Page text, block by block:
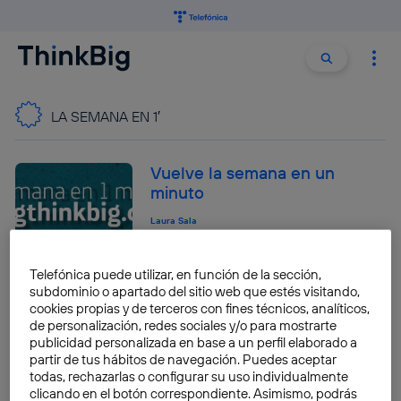
Buscar
LA SEMANA EN 1′
Vuelve la semana en un
minuto
Laura Sala
Vuelve la semana en un
minuto
Laura Sala
Telefónica puede utilizar, en función de la sección,
subdominio o apartado del sitio web que estés visitando,
cookies propias y de terceros con fines técnicos, analíticos,
de personalización, redes sociales y/o para mostrarte
publicidad personalizada en base a un perfil elaborado a
partir de tus hábitos de navegación. Puedes aceptar
todas, rechazarlas o configurar su uso individualmente
clicando en el botón correspondiente. Asimismo, podrás